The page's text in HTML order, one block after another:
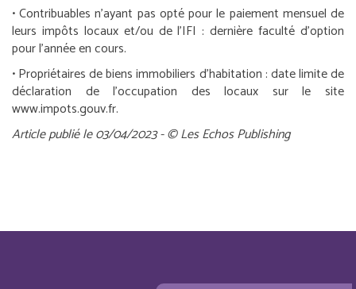
•Contribuables n’ayant pas opté pour le paiement mensuel de
leurs impôts locaux et/ou de l’IFI : dernière faculté d’option
pour l’année en cours.
•Propriétaires de biens immobiliers d’habitation :date limite de
déclaration de l’occupation des locaux sur le site
www.impots.gouv.fr.
Article publié le 03/04/2023 - © Les Echos Publishing